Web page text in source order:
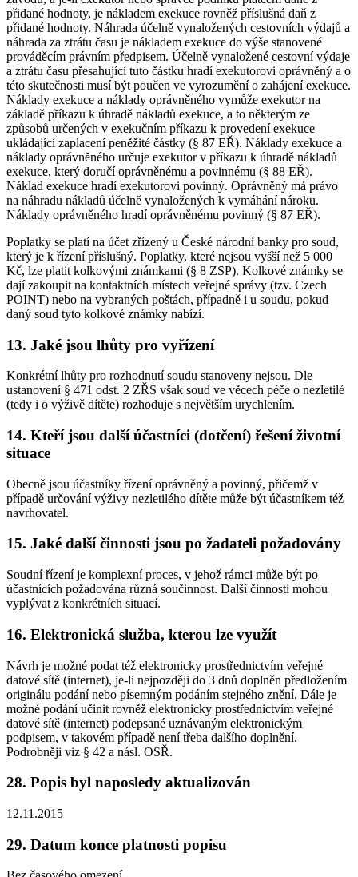
přidané hodnoty, je nákladem exekuce rovněž příslušná daň z
přidané hodnoty. Náhrada účelně vynaložených cestovních výdajů a
náhrada za ztrátu času je nákladem exekuce do výše stanovené
prováděcím právním předpisem. Účelně vynaložené cestovní výdaje
a ztrátu času přesahující tuto částku hradí exekutorovi oprávněný a o
této skutečnosti musí být poučen ve vyrozumění o zahájení exekuce.
Náklady exekuce a náklady oprávněného vymůže exekutor na
základě příkazu k úhradě nákladů exekuce, a to některým ze
způsobů určených v exekučním příkazu k provedení exekuce
ukládající zaplacení peněžité částky (§ 87 EŘ). Náklady exekuce a
náklady oprávněného určuje exekutor v příkazu k úhradě nákladů
exekuce, který doručí oprávněnému a povinnému (§ 88 EŘ).
Náklad exekuce hradí exekutorovi povinný. Oprávněný má právo
na náhradu nákladů účelně vynaložených k vymáhání nároku.
Náklady oprávněného hradí oprávněnému povinný (§ 87 EŘ).
Poplatky se platí na účet zřízený u České národní banky pro soud,
který je k řízení příslušný. Poplatky, které nejsou vyšší než 5 000
Kč, lze platit kolkovými známkami (§ 8 ZSP). Kolkové známky se
dají zakoupit na kontaktních místech veřejné správy (tzv. Czech
POINT) nebo na vybraných poštách, případně i u soudu, pokud
daný soud tyto kolkové známky nabízí.
13. Jaké jsou lhůty pro vyřízení
Konkrétní lhůty pro rozhodnutí soudu stanoveny nejsou. Dle
ustanovení § 471 odst. 2 ZŘS však soud ve věcech péče o nezletilé
(tedy i o výživě dítěte) rozhoduje s největším urychlením.
14. Kteří jsou další účastníci (dotčení) řešení životní
situace
Obecně jsou účastníky řízení oprávněný a povinný, přičemž v
případě určování výživy nezletilého dítěte může být účastníkem též
navrhovatel.
15. Jaké další činnosti jsou po žadateli požadovány
Soudní řízení je komplexní proces, v jehož rámci může být po
účastnících požadována různá součinnost. Další činnosti mohou
vyplývat z konkrétních situací.
16. Elektronická služba, kterou lze využít
Návrh je možné podat též elektronicky prostřednictvím veřejné
datové sítě (internet), je-li nejpozději do 3 dnů doplněn předložením
originálu podání nebo písemným podáním stejného znění. Dále je
možné podání učinit rovněž elektronicky prostřednictvím veřejné
datové sítě (internet) podepsané uznávaným elektronickým
podpisem, v takovém případě není třeba dalšího doplnění.
Podrobněji viz § 42 a násl. OSŘ.
28. Popis byl naposledy aktualizován
12.11.2015
29. Datum konce platnosti popisu